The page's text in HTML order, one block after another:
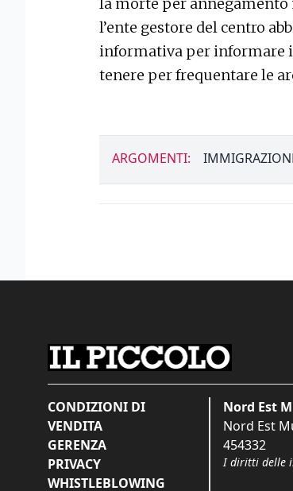
la morte per
l’ente gestore del centro
informativa per informare
tenere per frequentare le
ARGOMENTI:
CONDIZIONI DI
VENDITA
GERENZA
PRIVACY
WHISTLEBLOWING
Nord Est
Nord Est
454332
I diritti delle